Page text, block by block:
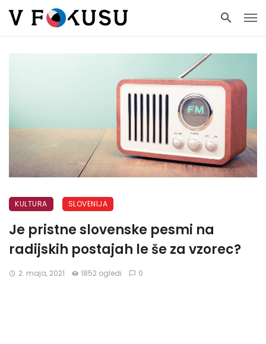
KULTURA SLOVENIJA
Je pristne slovenske pesmi na
radijskih postajah le še za vzorec?
2. maja, 2021 1852 ogledi 0